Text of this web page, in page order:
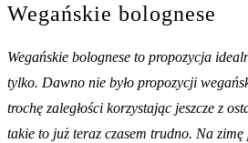
Wegańskie bolognese
Wegańskie bolognese to propozycja
tylko. Dawno nie było propozycji
trochę zaległości korzystając jeszcze z
takie to już teraz czasem trudno. Na